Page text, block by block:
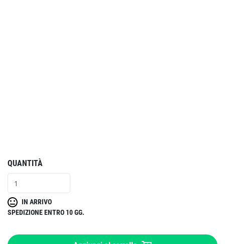
QUANTITÀ
IN ARRIVO
SPEDIZIONE ENTRO 10 GG.